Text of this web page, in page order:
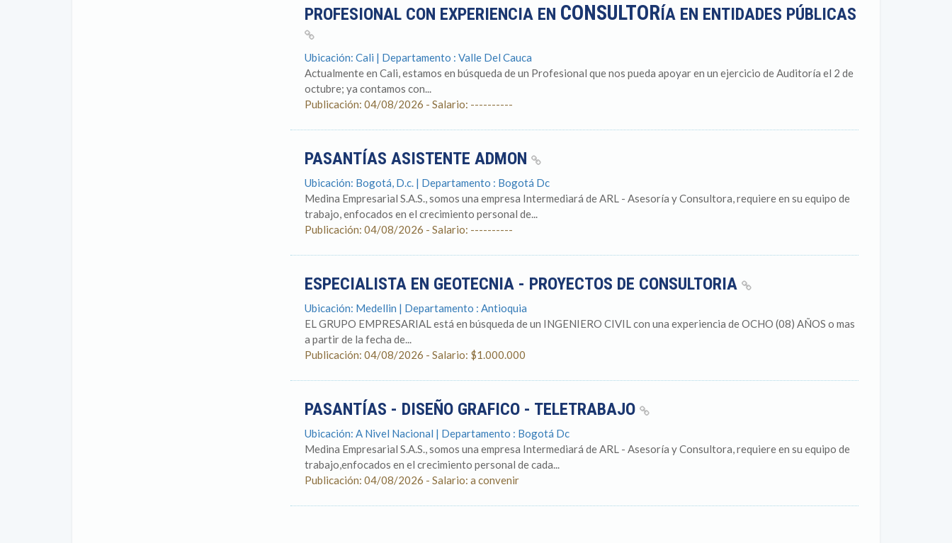
PROFESIONAL CON EXPERIENCIA EN CONSULTORÍA EN ENTIDADES PÚBLICAS
Ubicación: Cali | Departamento : Valle Del Cauca
Actualmente en Cali, estamos en búsqueda de un Profesional que nos pueda apoyar en un ejercicio de Auditoría el 2 de
octubre; ya contamos con...
Publicación: 04/08/2026 - Salario: ----------
PASANTÍAS ASISTENTE ADMON
Ubicación: Bogotá, D.c. | Departamento : Bogotá Dc
Medina Empresarial S.A.S., somos una empresa Intermediará de ARL - Asesoría y Consultora, requiere en su equipo de
trabajo, enfocados en el crecimiento personal de...
Publicación: 04/08/2026 - Salario: ----------
ESPECIALISTA EN GEOTECNIA - PROYECTOS DE CONSULTORIA
Ubicación: Medellin | Departamento : Antioquia
EL GRUPO EMPRESARIAL está en búsqueda de un INGENIERO CIVIL con una experiencia de OCHO (08) AÑOS o mas
a partir de la fecha de...
Publicación: 04/08/2026 - Salario: $1.000.000
PASANTÍAS - DISEÑO GRAFICO - TELETRABAJO
Ubicación: A Nivel Nacional | Departamento : Bogotá Dc
Medina Empresarial S.A.S., somos una empresa Intermediará de ARL - Asesoría y Consultora, requiere en su equipo de
trabajo,enfocados en el crecimiento personal de cada...
Publicación: 04/08/2026 - Salario: a convenir